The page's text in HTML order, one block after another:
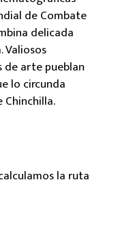
de Combate
delicada
de arte pueblan
lo circunda
la ruta